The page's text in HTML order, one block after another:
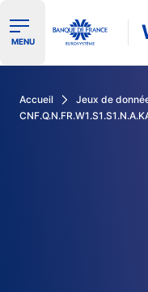
Ouvrir le menu de
MENU
Accueil Jeux de